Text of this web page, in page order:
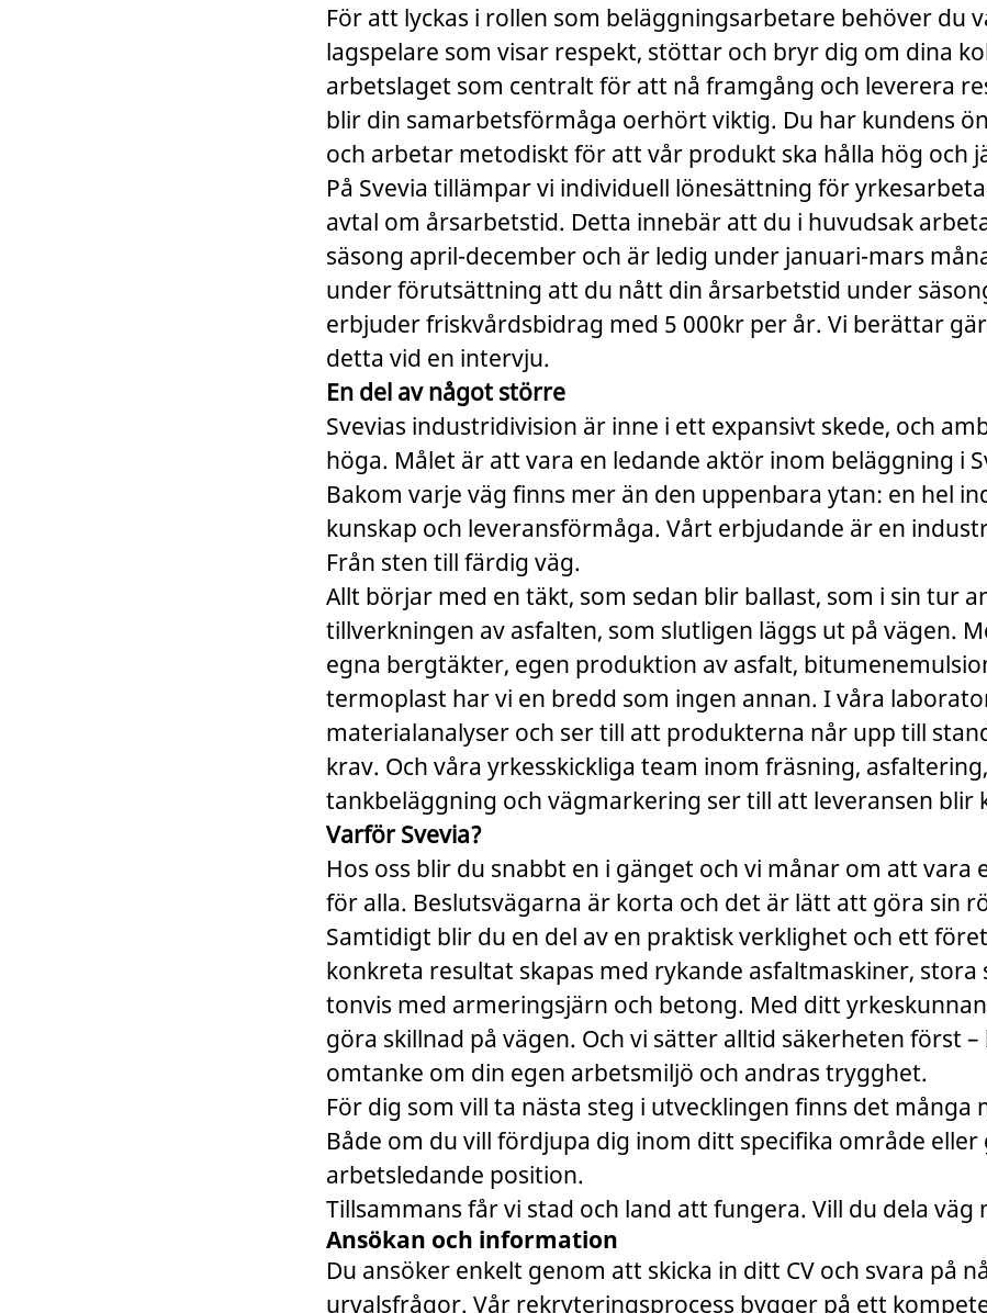
För att lyckas i rollen som beläggningsarbetare behöver du
lagspelare som visar respekt, stöttar och bryr dig om dina
arbetslaget som centralt för att nå framgång och leverera
blir din samarbetsförmåga oerhört viktig. Du har kundens
och arbetar metodiskt för att vår produkt ska hålla hög och
På Svevia tillämpar vi individuell lönesättning för
avtal om årsarbetstid. Detta innebär att du i huvudsak
säsong april-december och är ledig under januari-mars
under förutsättning att du nått din årsarbetstid under
erbjuder friskvårdsbidrag med 5 000kr per år. Vi berättar
detta vid en intervju.
En del av något större
Svevias industridivision är inne i ett expansivt skede, och
höga. Målet är att vara en ledande aktör inom beläggning i
Bakom varje väg finns mer än den uppenbara ytan: en hel
kunskap och leveransförmåga. Vårt erbjudande är en
Från sten till färdig väg.
Allt börjar med en täkt, som sedan blir ballast, som i sin tur
tillverkningen av asfalten, som slutligen läggs ut på vägen.
egna bergtäkter, egen produktion av asfalt,
termoplast har vi en bredd som ingen annan. I våra
materialanalyser och ser till att produkterna når upp till
krav. Och våra yrkesskickliga team inom fräsning, asfaltering,
tankbeläggning och vägmarkering ser till att leveransen blir
Varför Svevia?
Hos oss blir du snabbt en i gänget och vi månar om att vara
för alla. Beslutsvägarna är korta och det är lätt att göra sin
Samtidigt blir du en del av en praktisk verklighet och ett
konkreta resultat skapas med rykande asfaltmaskiner, stora
tonvis med armeringsjärn och betong. Med ditt
göra skillnad på vägen. Och vi sätter alltid säkerheten först –
omtanke om din egen arbetsmiljö och andras trygghet.
För dig som vill ta nästa steg i utvecklingen finns det många
Både om du vill fördjupa dig inom ditt specifika område eller
arbetsledande position.
Tillsammans får vi stad och land att fungera. Vill du dela väg
Ansökan och information
Du ansöker enkelt genom att skicka in ditt CV och svara på
urvalsfrågor. Vår rekryteringsprocess bygger på ett